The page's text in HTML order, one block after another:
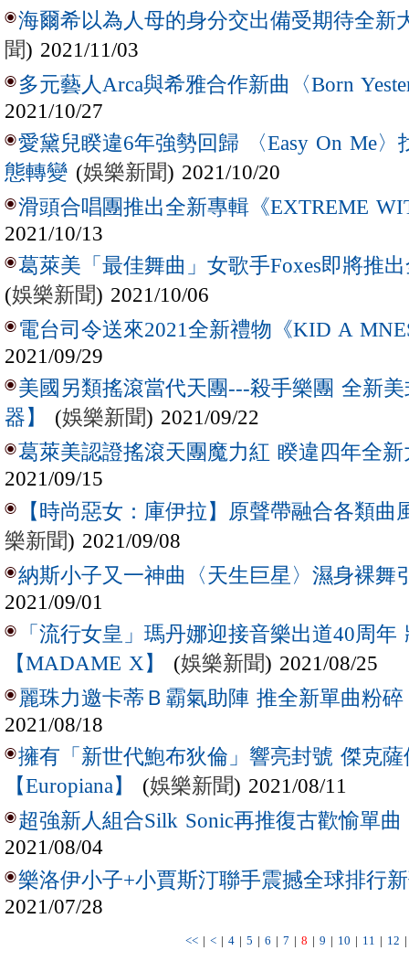
海爾希以為人母的身分交出備受期待全新
聞) 2021/11/03
多元藝人Arca與希雅合作新曲〈Born
2021/10/27
愛黛兒睽違6年強勢回歸 〈Easy On Me〉
態轉變 (娛樂新聞) 2021/10/20
滑頭合唱團推出全新專輯《EXTREME
2021/10/13
葛萊美「最佳舞曲」女歌手Foxes即將推
(娛樂新聞) 2021/10/06
電台司令送來2021全新禮物《KID A
2021/09/29
美國另類搖滾當代天團---殺手樂團 全新
器】
(娛樂新聞) 2021/09/22
葛萊美認證搖滾天團魔力紅 睽違四年全
2021/09/15
【時尚惡女：庫伊拉】原聲帶融合各類
樂新聞) 2021/09/08
納斯小子又一神曲〈天生巨星〉濕身裸舞
2021/09/01
「流行女皇」瑪丹娜迎接音樂出道40周
【MADAME X】
(娛樂新聞) 2021/08/25
麗珠力邀卡蒂Ｂ霸氣助陣 推全新單曲粉
2021/08/18
擁有「新世代鮑布狄倫」響亮封號 傑克
【Europiana】
(娛樂新聞) 2021/08/11
超強新人組合Silk Sonic再推復古歡愉單曲
2021/08/04
樂洛伊小子+小賈斯汀聯手震撼全球排行
2021/07/28
<< | < | 4 | 5 | 6 | 7 | 8 | 9 | 10 | 11 | 12